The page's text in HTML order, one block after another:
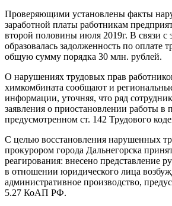
Проверяющими установлены факты
заработной платы работникам
второй половины июля 2019г. В связи с
образовалась задолженность по оплате
общую сумму порядка 30 млн. рублей.
О нарушениях трудовых прав
химкомбината сообщают и
информации, уточняя, что ряд
заявления о приостановлении работы в
предусмотренном ст. 142 Трудового
С целью восстановления нарушенных
прокурором города Дальнегорска
реагирования: внесено представление
в отношении юридического лица
административное производство,
5.27 КоАП РФ.